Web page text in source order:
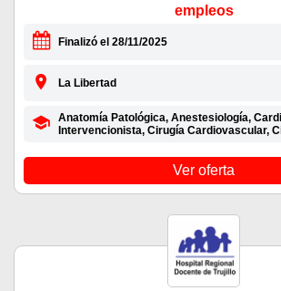
empleos
Finalizó el 28/11/2025
La Libertad
Anatomía Patológica, Anestesiología,
Intervencionista, Cirugía Cardiovascular,
Ver oferta